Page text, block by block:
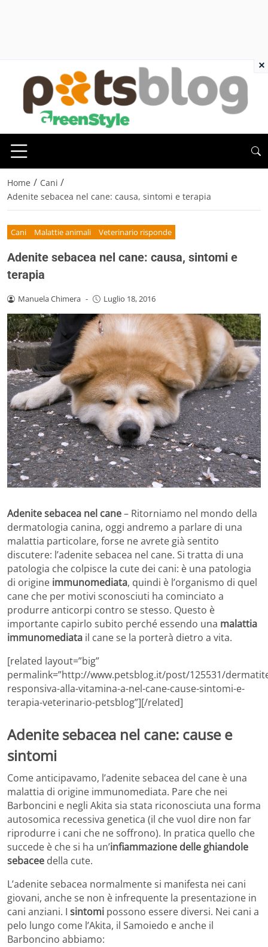
Home / Cani /
Adenite sebacea nel cane: causa, sintomi e terapia
Cani Malattie animali Veterinario risponde
Adenite sebacea nel cane: causa, sintomi e
terapia
Manuela Chimera - Luglio 18, 2016
Adenite sebacea nel cane– Ritorniamo nel mondo della
dermatologia canina, oggi andremo a parlare di una
malattia particolare, forse ne avrete già sentito
discutere: l’adenite sebacea nel cane. Si tratta di una
patologia che colpisce la cute dei cani: è una patologia
di origine immunomediata, quindi è l’organismo di quel
cane che per motivi sconosciuti ha cominciato a
produrre anticorpi contro se stesso. Questo è
importante capirlo subito perché essendo una malattia
immunomediata il cane se la porterà dietro a vita.
[related layout=”big”
permalink=”http://www.petsblog.it/post/125531/
responsiva-alla-vitamina-a-nel-cane-cause-sintomi-e-
terapia-veterinario-petsblog”][/related]
Adenite sebacea nel cane: cause e
sintomi
Come anticipavamo, l’adenite sebacea del cane è una
malattia di origine immunomediata. Pare che nei
Barboncini e negli Akita sia stata riconosciuta una forma
autosomica recessiva genetica (il che vuol dire non far
riprodurre i cani che ne soffrono). In pratica quello che
succede è che si ha un’infiammazione delle ghiandole
sebacee della cute.
L’adenite sebacea normalmente si manifesta nei cani
giovani, anche se non è infrequente la presentazione in
cani anziani. I sintomi possono essere diversi. Nei cani a
pelo lungo come l’Akita, il Samoiedo e anche il
Barboncino abbiamo:
×